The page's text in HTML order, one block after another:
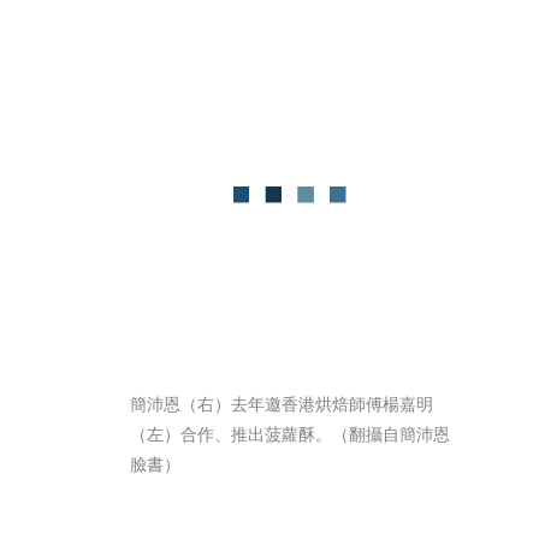
簡沛恩（右）去年邀香港烘焙師傅楊嘉明
（左）合作、推出菠蘿酥。（翻攝自簡沛恩
臉書）